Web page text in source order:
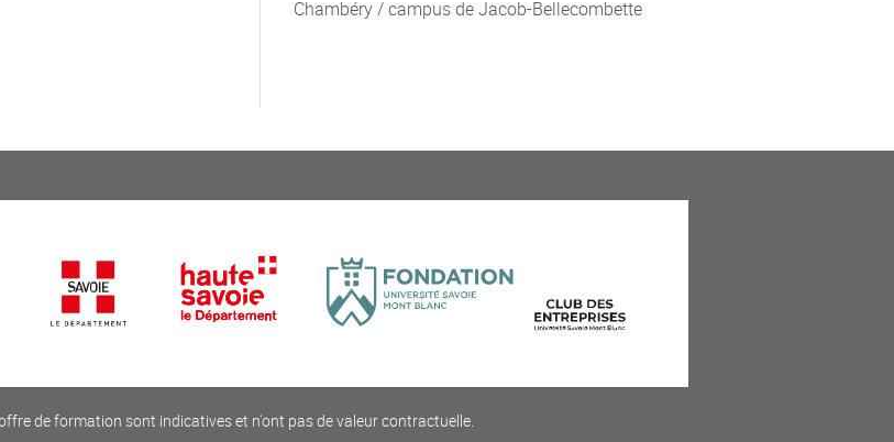
Chambéry / campus de Jacob-Bellecombette
de formation sont indicatives et n'ont pas de valeur contractuelle.